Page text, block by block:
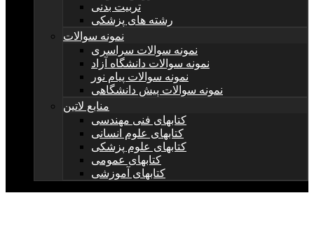
تربیت بدنی
رشته های پزشکی
نمونه سوالات
نمونه سوالات سراسری
نمونه سوالات دانشگاه آزاد
نمونه سوالات پیام نور
نمونه سوالات پیش دانشگاهی
منابع لاتین
کتابهای فنی مهندسی
کتابهای علوم انسانی
کتابهای علوم پزشکی
کتابهای عمومی
کتابهای آموزشی